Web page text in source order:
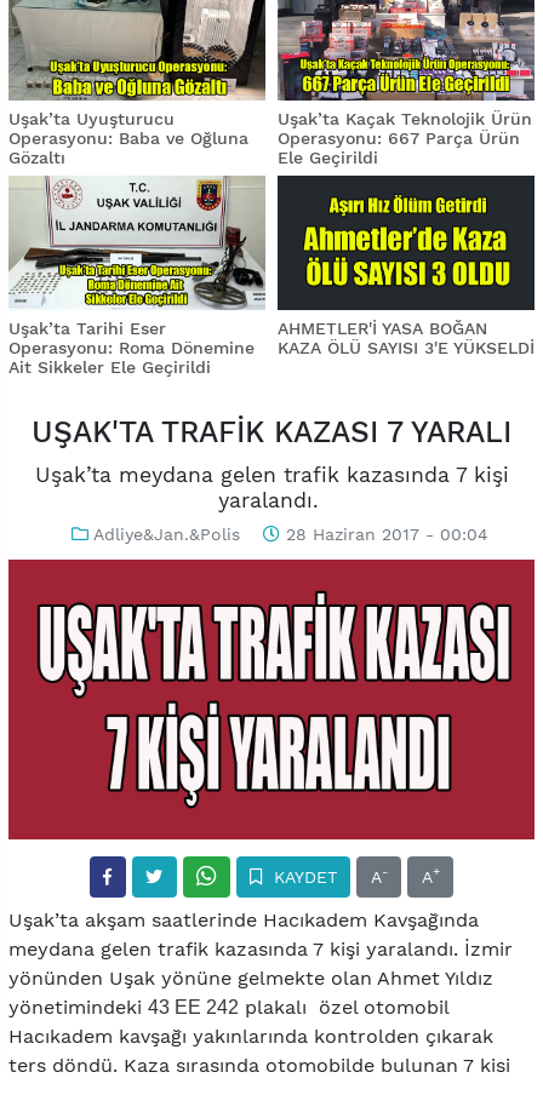
Uşak’ta Uyuşturucu
Operasyonu: Baba ve Oğluna
Gözaltı
Uşak’ta Kaçak Teknolojik Ürün
Operasyonu: 667 Parça Ürün
Ele Geçirildi
Uşak’ta Tarihi Eser
Operasyonu: Roma Dönemine
Ait Sikkeler Ele Geçirildi
AHMETLER'İ YASA BOĞAN
KAZA ÖLÜ SAYISI 3'E YÜKSELDİ
UŞAK'TA TRAFİK KAZASI 7 YARALI
Uşak’ta meydana gelen trafik kazasında 7 kişi
yaralandı.
Adliye&Jan.&Polis 28 Haziran 2017 - 00:04
KAYDET A- A+
Uşak’ta akşam saatlerinde Hacıkadem Kavşağında
meydana gelen trafik kazasında 7 kişi yaralandı. İzmir
yönünden Uşak yönüne gelmekte olan Ahmet Yıldız
yönetimindeki 43 EE 242 plakalı özel otomobil
Hacıkadem kavşağı yakınlarında kontrolden çıkarak
ters döndü. Kaza sırasında otomobilde bulunan 7 kişi